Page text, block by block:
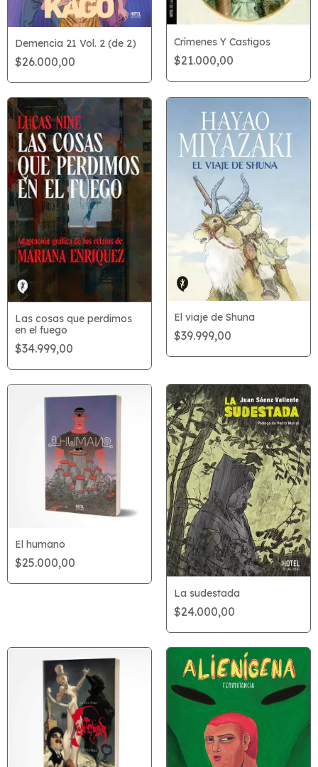
Demencia 21 Vol. 2 (de 2)
$26.000,00
Crímenes Y Castigos
$21.000,00
Las cosas que perdimos
en el fuego
$34.999,00
El viaje de Shuna
$39.999,00
El humano
$25.000,00
La sudestada
$24.000,00